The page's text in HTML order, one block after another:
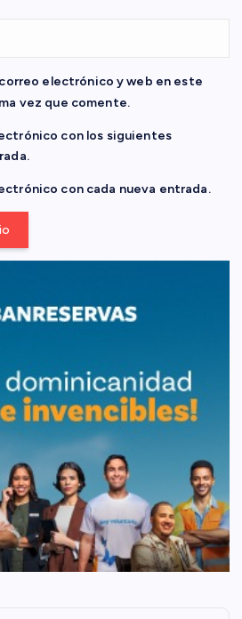
electrónico y web en este
vez que comente.
con los siguientes
con cada nueva entrada.